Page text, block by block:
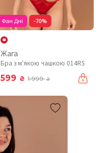
Фан Дні -70%
Жага
Бра з м'якою чашкою 014RS
599 ₴ 1 999₴